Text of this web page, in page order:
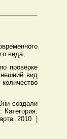
вида.
проверке
вид
создали
Категория:
2010 |